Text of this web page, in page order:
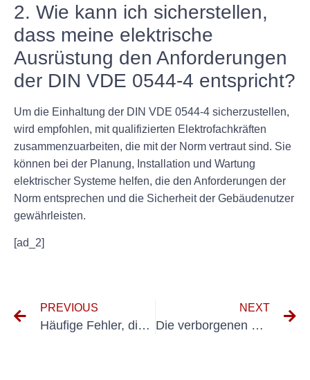
2. Wie kann ich sicherstellen,
dass meine elektrische
Ausrüstung den Anforderungen
der DIN VDE 0544-4 entspricht?
Um die Einhaltung der DIN VDE 0544-4 sicherzustellen,
wird empfohlen, mit qualifizierten Elektrofachkräften
zusammenzuarbeiten, die mit der Norm vertraut sind. Sie
können bei der Planung, Installation und Wartung
elektrischer Systeme helfen, die den Anforderungen der
Norm entsprechen und die Sicherheit der Gebäudenutzer
gewährleisten.
[ad_2]
PREVIOUS
Häufige Fehler, die Sie bei der Kabelprüfung nach VDE vermeiden sollten
NEXT
Die verborgenen Botschaften von 0701 und 0702: Eine numerologische Perspektive